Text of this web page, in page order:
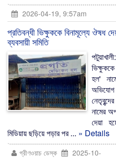
2026-04-19, 9:57am
প্রতিবন্ধী ভিক্ষুককে বিনামূল্যে ঔষধ
ব্যবসায়ী সমিতি
হল'
অভিযোগ
নামের
দেয়া
মিডিয়ায় ছড়িয়ে পড়ার পর ... » Details
গ্রীণওয়াচ ডেস্ক
2025-10-